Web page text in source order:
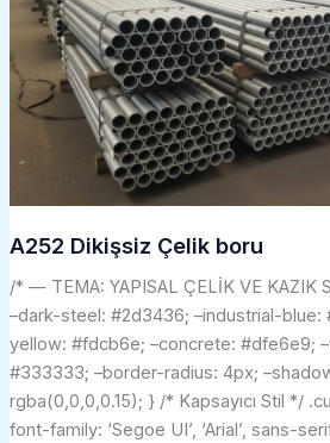
A252 Dikişsiz Çelik boru
/* — TEMA: YAPISAL ÇELİK VE
–dark-steel: #2d3436; –industrial-
yellow: #fdcb6e; –concrete: #dfe6e9;
#333333; –border-radius: 4px;
rgba(0,0,0,0.15); } /* Kapsayıcı Stil */
font-family: ‘Segoe UI’, ‘Arial’, sans-